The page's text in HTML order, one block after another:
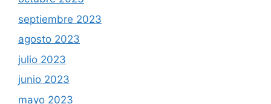
septiembre 2023
agosto 2023
julio 2023
junio 2023
mayo 2023